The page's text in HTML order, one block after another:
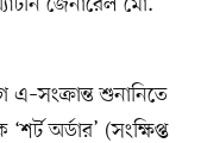
শুনানিতে
অর্ডার’ (সংক্ষিপ্ত